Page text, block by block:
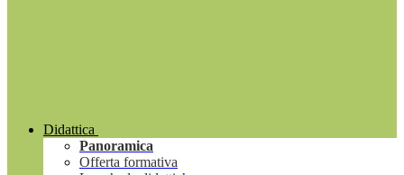
Didattica
Panoramica
Offerta formativa